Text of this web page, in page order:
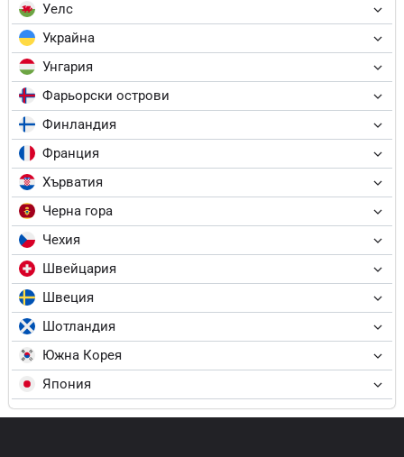
Уелс
Украйна
Унгария
Фарьорски острови
Финландия
Франция
Хърватия
Черна гора
Чехия
Швейцария
Швеция
Шотландия
Южна Корея
Япония